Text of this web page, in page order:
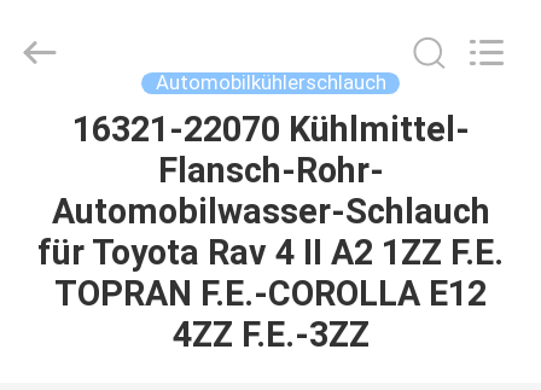
HEIM
PRODUKTE
ÜBER
Parts
Limited.
Automobilkühlerschlauch
16321-22070 Kühlmittel-
Flansch-Rohr-
Automobilwasser-Schlauch
für Toyota Rav 4 II A2 1ZZ F.E.
TOPRAN F.E.-COROLLA E12
4ZZ F.E.-3ZZ